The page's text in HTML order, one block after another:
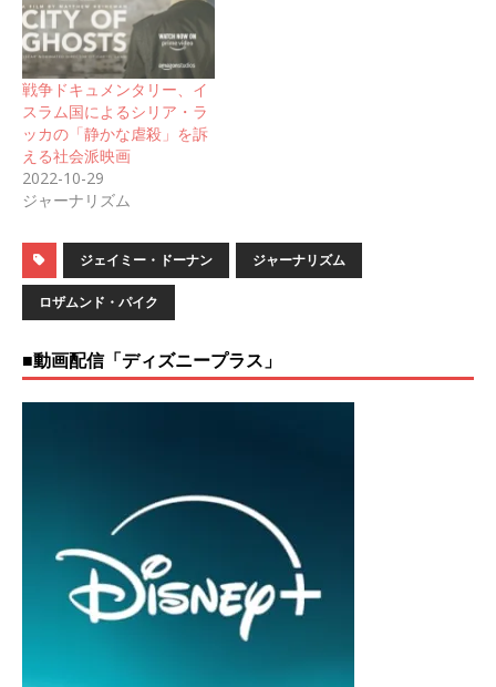
戦争ドキュメンタリー、イ
スラム国によるシリア・ラ
ッカの「静かな虐殺」を訴
える社会派映画
2022-10-29
ジャーナリズム
ジェイミー・ドーナン ジャーナリズム
ロザムンド・パイク
■動画配信「ディズニープラス」